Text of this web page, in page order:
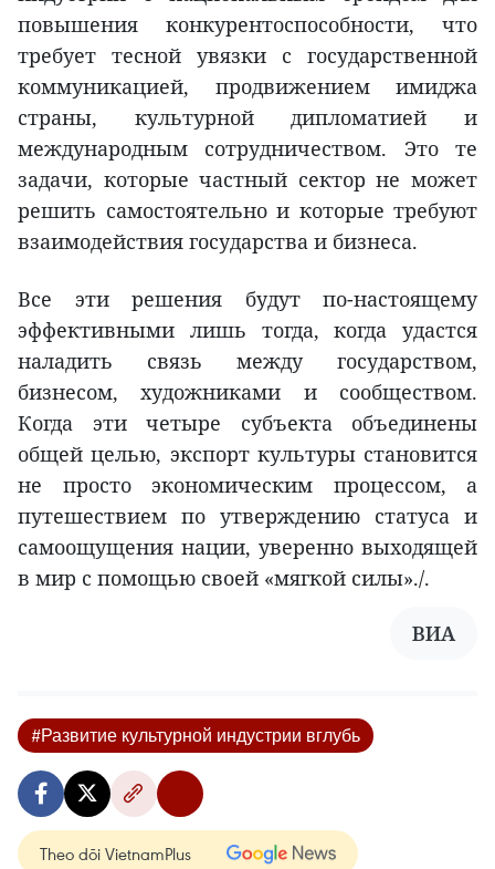
повышения конкурентоспособности, что
требует тесной увязки с государственной
коммуникацией, продвижением имиджа
страны, культурной дипломатией и
международным сотрудничеством. Это те
задачи, которые частный сектор не может
решить самостоятельно и которые требуют
взаимодействия государства и бизнеса.
Все эти решения будут по-настоящему
эффективными лишь тогда, когда удастся
наладить связь между государством,
бизнесом, художниками и сообществом.
Когда эти четыре субъекта объединены
общей целью, экспорт культуры становится
не просто экономическим процессом, а
путешествием по утверждению статуса и
самоощущения нации, уверенно выходящей
в мир с помощью своей «мягкой силы»./.
ВИА
#Развитие культурной индустрии вглубь
Theo dõi VietnamPlus